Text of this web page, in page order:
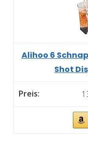
Alihoo 6
Shot